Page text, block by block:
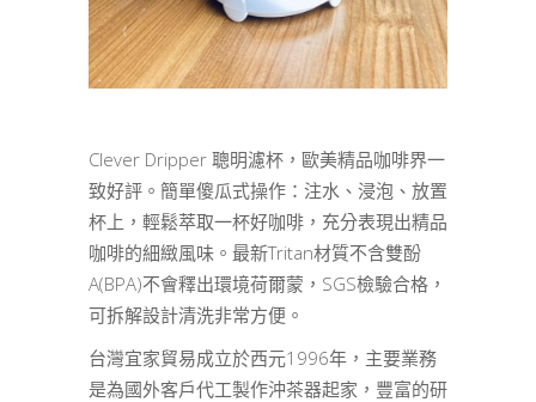
Clever Dripper 聰明濾杯，歐美精品咖啡界一
致好評。簡單傻瓜式操作：注水、浸泡、放置
杯上，輕鬆萃取一杯好咖啡，充分表現出精品
咖啡的細緻風味。最新Tritan材質不含雙酚
A(BPA)不會釋出環境荷爾蒙，SGS檢驗合格，
可拆解設計清洗非常方便。
台灣宜家貿易成立於西元1996年，主要業務
是為國外客戶代工製作沖茶器起家，豐富的研